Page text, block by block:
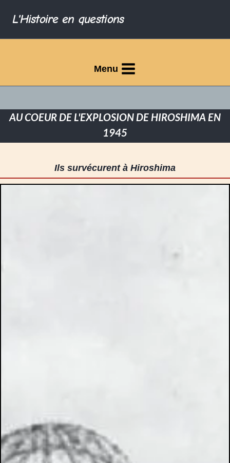
L'Histoire en questions
Menu
AU COEUR DE L'EXPLOSION DE HIROSHIMA EN
1945
Ils survécurent à Hiroshima